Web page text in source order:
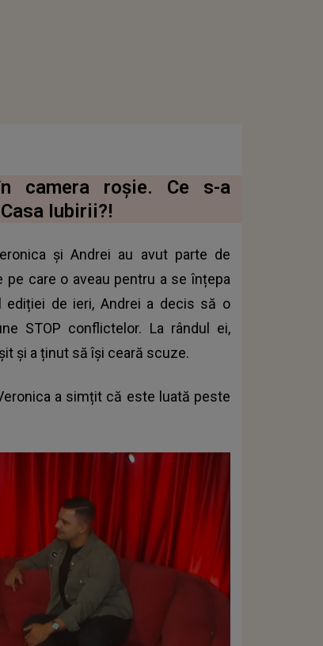
camera roșie. Ce s-a
Iubirii?!
și Andrei au avut parte de
care o aveau pentru a se înțepa
ediției de ieri, Andrei a decis să o
STOP conflictelor. La rândul ei,
și a ținut să își ceară scuze.
a simțit că este luată peste